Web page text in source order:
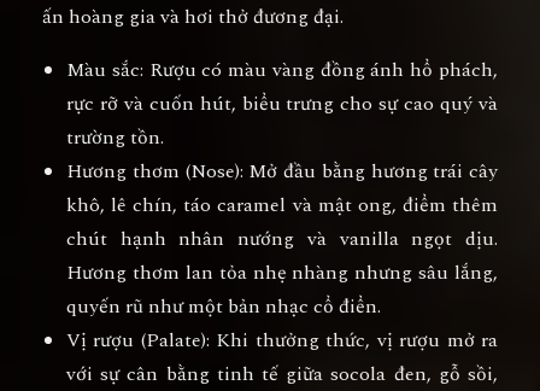
ấn hoàng gia và hơi thở đương đại.
Màu sắc: Rượu có màuvàng đồng ánh hổ phách,
rực rỡ và cuốn hút, biểu trưng cho sự cao quý và
trường tồn.
Hương thơm (Nose): Mở đầu bằng hươngtrái cây
khô, lê chín, táo caramel và mật ong, điểm thêm
chút hạnh nhân nướng và vanilla ngọt dịu.
Hương thơm lan tỏa nhẹ nhàng nhưng sâu lắng,
quyến rũ như một bản nhạc cổ điển.
Vị rượu (Palate): Khi thưởng thức, vị rượu mở ra
với sự cân bằng tinh tế giữasocola đen, gỗ sồi,